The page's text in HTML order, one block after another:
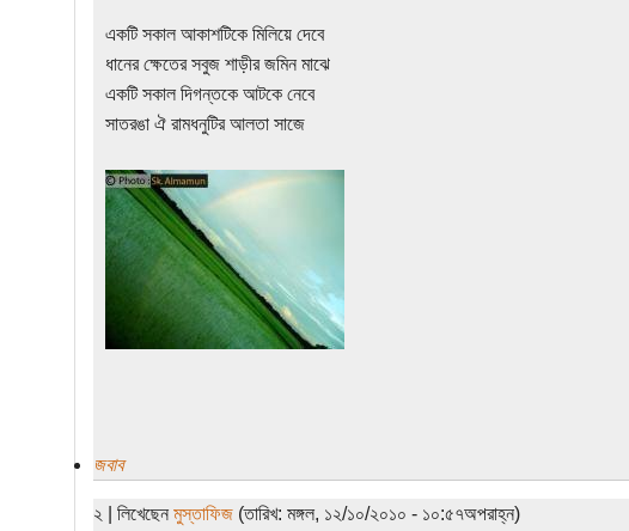
একটি সকাল আকাশটিকে মিলিয়ে দেবে
ধানের ক্ষেতের সবুজ শাড়ীর জমিন মাঝে
একটি সকাল দিগন্তকে আটকে নেবে
সাতরঙা ঐ রামধনুটির আলতা সাজে
জবাব
২ | লিখেছেন মুস্তাফিজ(তারিখ: মঙ্গল, ১২/১০/২০১০ - ১০:৫৭অপরাহ্ন)